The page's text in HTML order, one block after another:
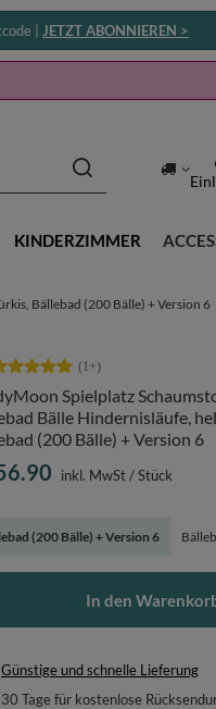
| JETZT ABONNIEREN >
KINDERZIMMER
Bällebad (200 Bälle) + Version 6
Spielplatz
Bälle Hindernisläufe,
(200 Bälle) + Version 6
(200 Bälle) + Version 6
inkl. MwSt/Stück
In den
Günstige und schnelle Lieferung
30 Tage für kostenlose